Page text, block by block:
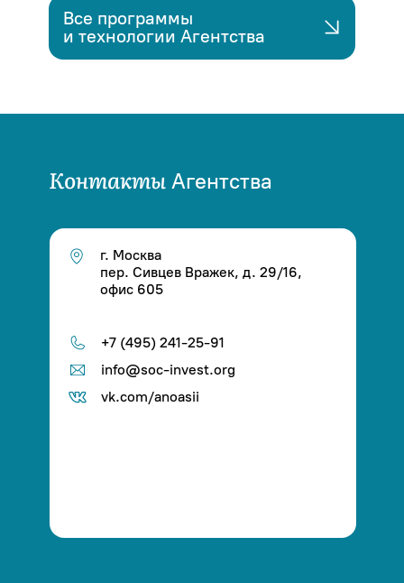
Все программы
и технологии Агентства
Контакты Агентства
info@soc-invest.org
+7 (495) 241-25-91
г. Москва
пер. Сивцев Вражек, д. 29/16,
офис 605
vk.com/anoasii